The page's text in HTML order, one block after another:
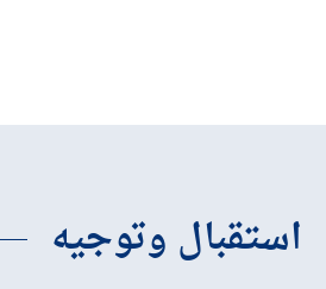
استقبال وتوجيه